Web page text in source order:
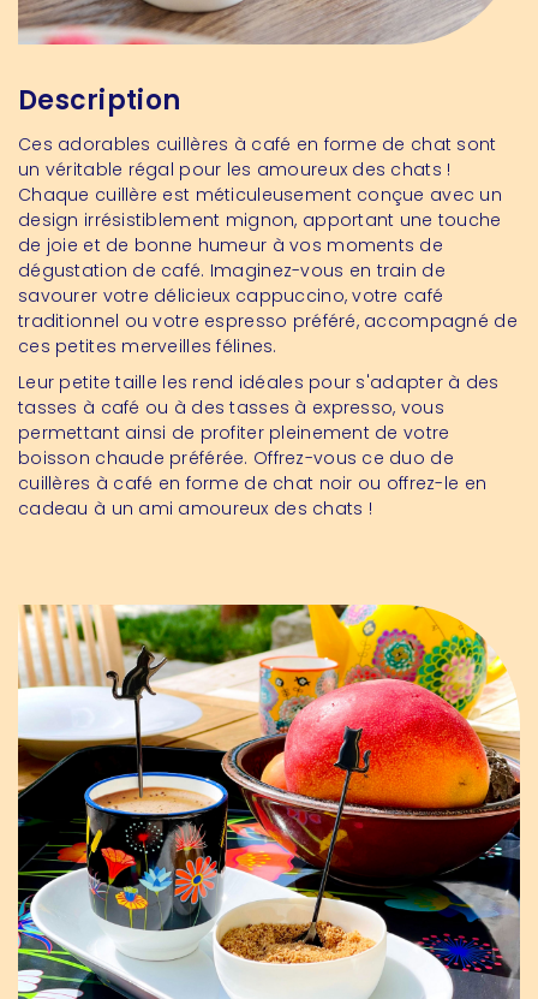
Description
Ces adorables cuillères à café en forme de chat sont
un véritable régal pour les amoureux des chats !
Chaque cuillère est méticuleusement conçue avec un
design irrésistiblement mignon, apportant une touche
de joie et de bonne humeur à vos moments de
dégustation de café. Imaginez-vous en train de
savourer votre délicieux cappuccino, votre café
traditionnel ou votre espresso préféré, accompagné de
ces petites merveilles félines.
Leur petite taille les rend idéales pour s'adapter à des
tasses à café ou à des tasses à expresso, vous
permettant ainsi de profiter pleinement de votre
boisson chaude préférée. Offrez-vous ce duo de
cuillères à café en forme de chat noir ou offrez-le en
cadeau à un ami amoureux des chats !